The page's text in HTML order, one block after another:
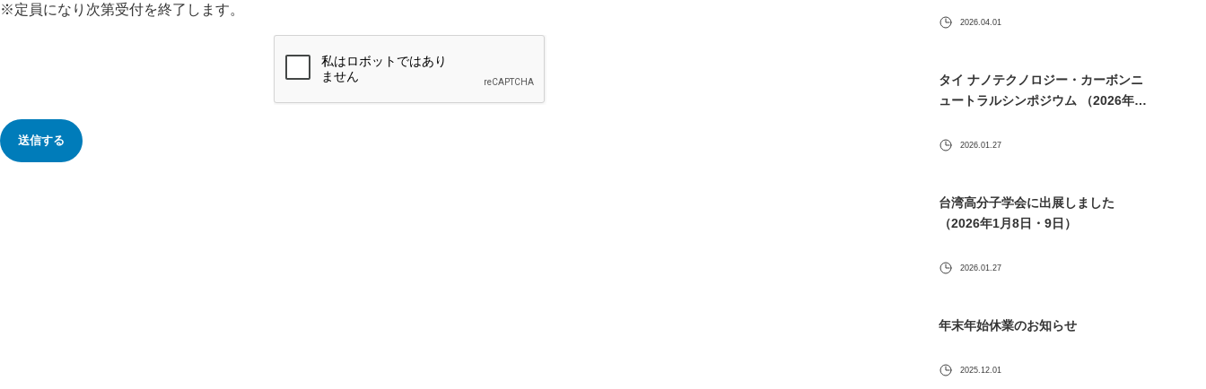
※定員になり次第受付を終了します。
2026.04.01
タイ ナノテクノロジー・カーボンニ
ュートラルシンポジウム （2026年1
2026.01.27
台湾高分子学会に出展しました
（2026年1月8日・9日）
2026.01.27
年末年始休業のお知らせ
2025.12.01